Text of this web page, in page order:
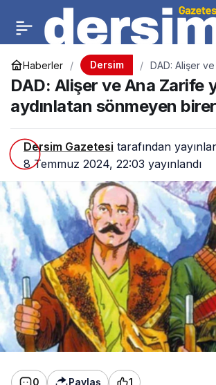
Haberler Dersim
DAD: Alişer
yolumuzu
sönmeyen
DAD: Alişer ve Ana Zarife
aydınlatan sönmeyen
Dersim Gazetesi tarafından
8 Temmuz 2024, 22:03 yayınlandı
0 Paylaş 1